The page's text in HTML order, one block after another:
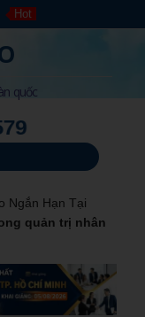
Hot
quốc
Ngắn Hạn Tại
quản trị nhân